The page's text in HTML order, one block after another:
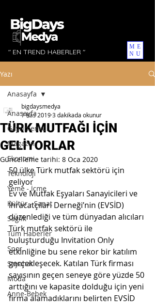
ME
NU
" EN TREND HABERLER "
Yazı
Anasayfa
Gayrimenkul
Magazin
Ekonomi
Teknoloji
Yeme - İçme
Kültür - Sanat
Sağlık
Tüm Haberler
Spor
Seyahat
Moda
Anne-Bebek
Anasayfa
TÜRK MUTFAĞI İÇİN
GELİYORLAR
bigdaysmedya
7 Kas 20193 dakikada okunur
Güncelleme tarihi: 8 Oca 2020
50 ülke Türk mutfak sektörü için
geliyor
Ev ve Mutfak Eşyaları Sanayicileri ve
İhracatçıları Derneği’nin (EVSİD)
düzenlediği ve tüm dünyadan alıcıları
Türk mutfak sektörü ile
buluşturduğu Invitation Only
etkinliğine bu sene rekor bir katılım
gerçekleşecek. Katılan Türk firması
sayısının geçen seneye göre yüzde 50
arttığını ve kapasite dolduğu için yeni
firma alamadıklarını belirten EVSİD